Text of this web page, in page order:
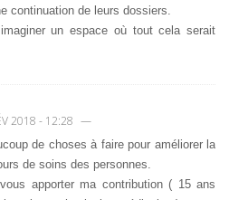
continuation de leurs dossiers.
un espace où tout cela serait
2018 - 12:28 —
de choses à faire pour améliorer la
de soins des personnes.
apporter ma contribution ( 15 ans